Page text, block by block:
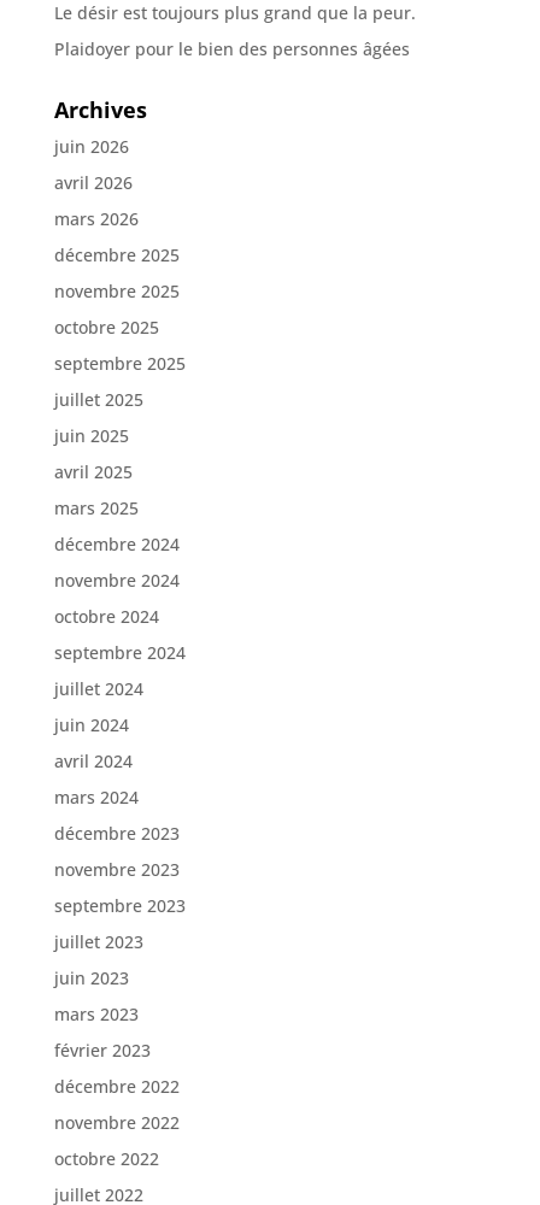
Le désir est toujours plus grand que la peur.
Plaidoyer pour le bien des personnes âgées
Archives
juin 2026
avril 2026
mars 2026
décembre 2025
novembre 2025
octobre 2025
septembre 2025
juillet 2025
juin 2025
avril 2025
mars 2025
décembre 2024
novembre 2024
octobre 2024
septembre 2024
juillet 2024
juin 2024
avril 2024
mars 2024
décembre 2023
novembre 2023
septembre 2023
juillet 2023
juin 2023
mars 2023
février 2023
décembre 2022
novembre 2022
octobre 2022
juillet 2022